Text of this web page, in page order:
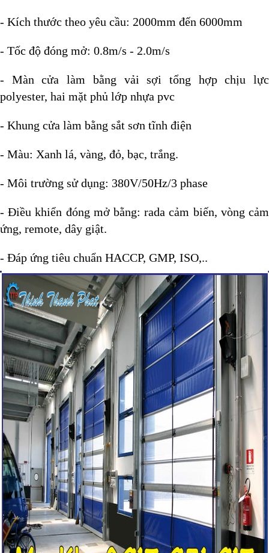
- Kích thước theo yêu cầu: 2000mm đến 6000mm
- Tốc độ đóng mở: 0.8m/s - 2.0m/s
- Màn cửa làm bằng vải sợi tổng hợp chịu lực
polyester, hai mặt phủ lớp nhựa pvc
- Khung cửa làm bằng sắt sơn tĩnh điện
- Màu: Xanh lá, vàng, đỏ, bạc, trắng.
- Môi trường sử dụng: 380V/50Hz/3 phase
- Điều khiển đóng mở bằng: rada cảm biến, vòng cảm
ứng, remote, dây giật.
- Đáp ứng tiêu chuẩn HACCP, GMP, ISO,..